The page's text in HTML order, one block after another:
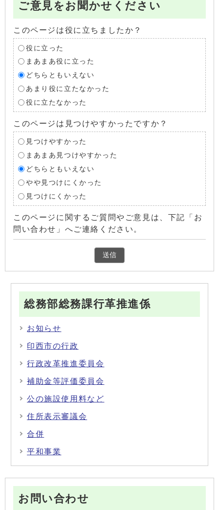
ご意見をお聞かせください
このページは役に立ちましたか？
役に立った
まあまあ役に立った
どちらともいえない
あまり役に立たなかった
役に立たなかった
このページは見つけやすかったですか？
見つけやすかった
まあまあ見つけやすかった
どちらともいえない
やや見つけにくかった
見つけにくかった
このページに関するご質問やご意見は、下記「お
問い合わせ」へご連絡ください。
総務部総務課行革推進係
お知らせ
印西市の行政
行政改革推進委員会
補助金等評価委員会
公の施設使用料など
住所表示審議会
合併
平和事業
お問い合わせ